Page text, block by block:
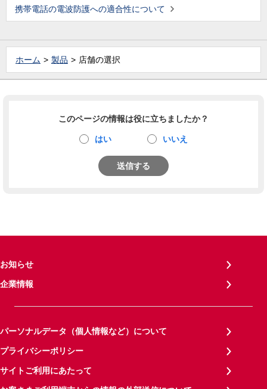
携帯電話の電波防護への適合性について
ホーム 製品 店舗の選択
このページの情報は役に立ちましたか？
はい いいえ
送信する
お知らせ
企業情報
パーソナルデータ（個人情報など）について
プライバシーポリシー
サイトご利用にあたって